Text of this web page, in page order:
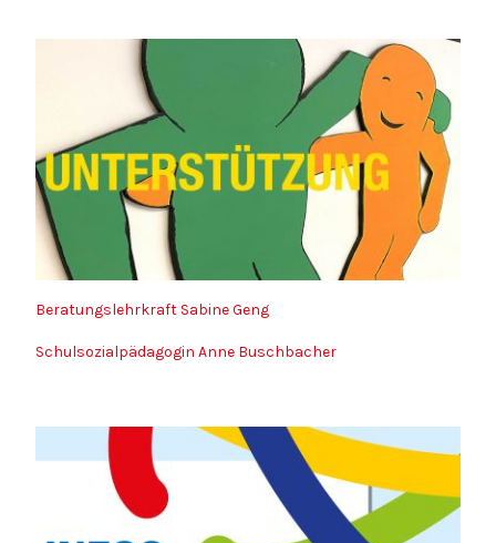
Beratungslehrkraft Sabine Geng
Schulsozialpädagogin Anne Buschbacher